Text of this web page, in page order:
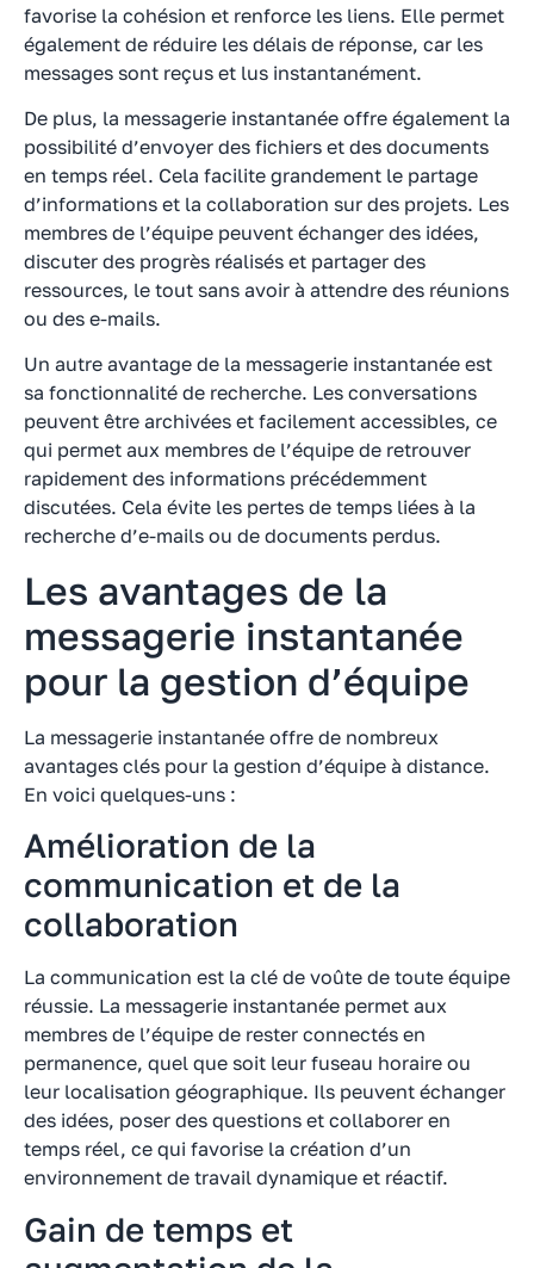
favorise la cohésion et renforce les liens. Elle permet
également de réduire les délais de réponse, car les
messages sont reçus et lus instantanément.
De plus, la messagerie instantanée offre également la
possibilité d’envoyer des fichiers et des documents
en temps réel. Cela facilite grandement le partage
d’informations et la collaboration sur des projets. Les
membres de l’équipe peuvent échanger des idées,
discuter des progrès réalisés et partager des
ressources, le tout sans avoir à attendre des réunions
ou des e-mails.
Un autre avantage de la messagerie instantanée est
sa fonctionnalité de recherche. Les conversations
peuvent être archivées et facilement accessibles, ce
qui permet aux membres de l’équipe de retrouver
rapidement des informations précédemment
discutées. Cela évite les pertes de temps liées à la
recherche d’e-mails ou de documents perdus.
Les avantages de la
messagerie instantanée
pour la gestion d’équipe
La messagerie instantanée offre de nombreux
avantages clés pour la gestion d’équipe à distance.
En voici quelques-uns :
Amélioration de la
communication et de la
collaboration
La communication est la clé de voûte de toute équipe
réussie. La messagerie instantanée permet aux
membres de l’équipe de rester connectés en
permanence, quel que soit leur fuseau horaire ou
leur localisation géographique. Ils peuvent échanger
des idées, poser des questions et collaborer en
temps réel, ce qui favorise la création d’un
environnement de travail dynamique et réactif.
Gain de temps et